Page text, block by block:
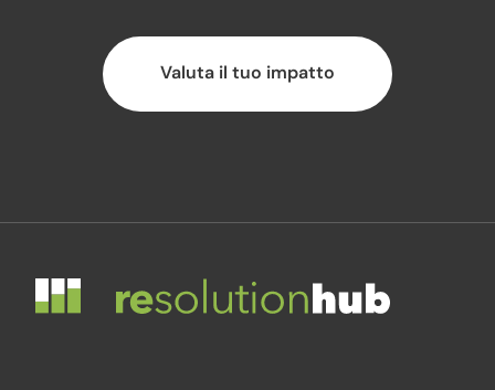
Valuta il tuo impatto